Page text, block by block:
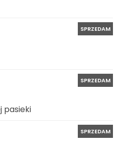
SPRZEDAM
SPRZEDAM
pasieki
SPRZEDAM